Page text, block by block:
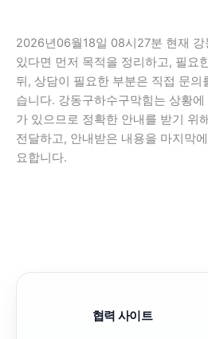
2026년06월18일 08시27분 현재
있다면 먼저 목적을 정리하고, 필요
뒤, 상담이 필요한 부분은 직접 문의
습니다. 강동구하수구막힘는 상황
가 있으므로 정확한 안내를 받기 위
전달하고, 안내받은 내용을 마지막
요합니다.
협력 사이트